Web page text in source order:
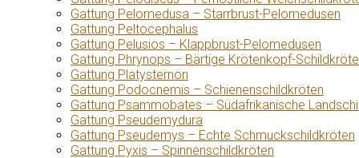
Gattung Pelomedusa – Starrbrust-Pelomedusen
Gattung Peltocephalus
Gattung Pelusios – Klappbrust-Pelomedusen
Gattung Phrynops – Bärtige Krötenkopf-
Gattung Platysternon
Gattung Podocnemis – Schienenschildkröten
Gattung Psammobates – Südafrikanische
Gattung Pseudemydura
Gattung Pseudemys – Echte Schmuckschildkröten
Gattung Pyxis – Spinnenschildkröten